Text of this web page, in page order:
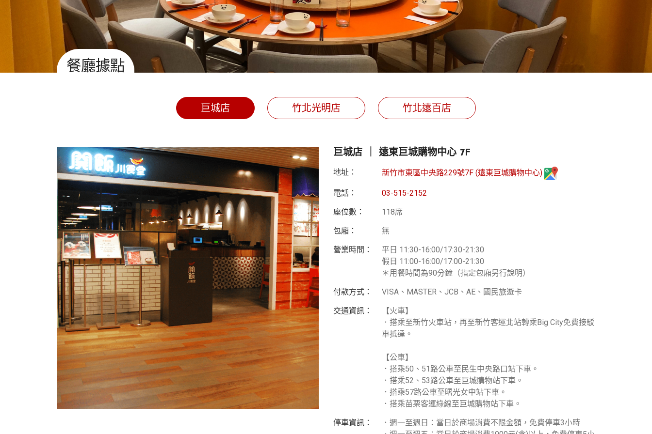
餐廳據點
巨城店 竹北光明店 竹北遠百店
巨城店 ｜ 遠東巨城購物中心 7F
地址： 新竹市東區中央路229號7F (遠東巨城購物中心)
電話： 03-515-2152
座位數： 118席
包廂： 無
營業時間：
平日 11:30-16:00/17:30-21:30
假日 11:00-16:00/17:00-21:30
＊用餐時間為90分鐘（指定包廂另行說明）
付款方式： VISA、MASTER、JCB、AE、國民旅遊卡
交通資訊：
【火車】
．搭乘至新竹火車站，再至新竹客運北站轉乘Big City免費接駁
車抵達。
【公車】
．搭乘50、51路公車至民生中央路口站下車。
．搭乘52、53路公車至巨城購物站下車。
．搭乘57路公車至曙光女中站下車。
．搭乘苗栗客運綠線至巨城購物站下車。
停車資訊：
．週一至週日：當日於商場消費不限金額，免費停車3小時